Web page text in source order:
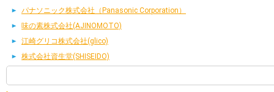
パナソニック株式会社（Panasonic Corporation）
味の素株式会社(AJINOMOTO)
江崎グリコ株式会社(glico)
株式会社資生堂(SHISEIDO)